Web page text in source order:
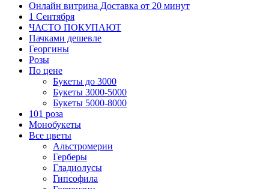
Онлайн витрина Доставка от 20 минут
1 Сентября
ЧАСТО ПОКУПАЮТ
Пачками дешевле
Георгины
Розы
По цене
Букеты до 3000
Букеты 3000-5000
Букеты 5000-8000
101 роза
Монобукеты
Все цветы
Альстромерии
Герберы
Гладиолусы
Гипсофила